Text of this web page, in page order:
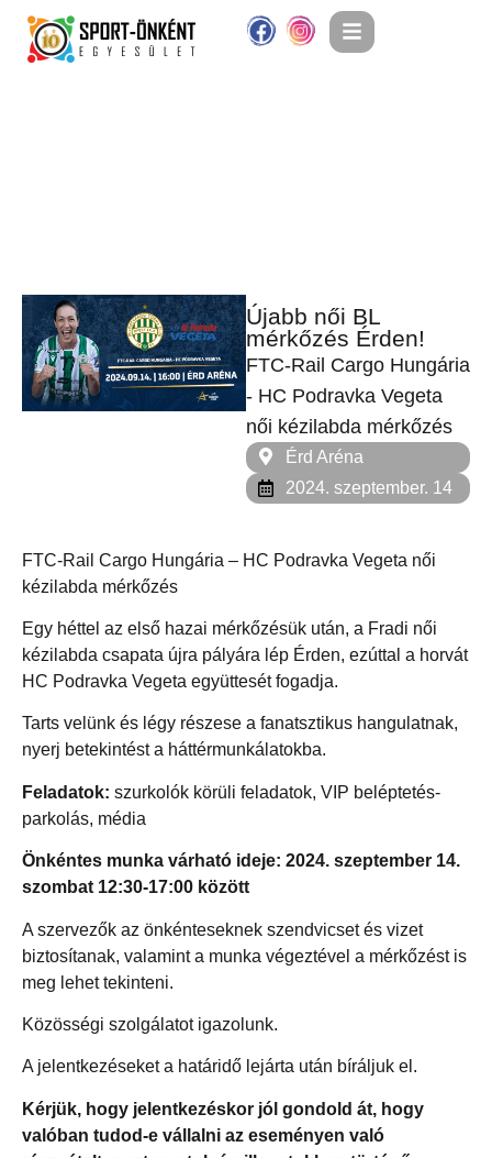
Újabb női BL
mérkőzés Érden!
FTC-Rail Cargo Hungária
- HC Podravka Vegeta
női kézilabda mérkőzés
Érd Aréna
2024. szeptember. 14
FTC-Rail Cargo Hungária – HC Podravka Vegeta női
kézilabda mérkőzés
Egy héttel az első hazai mérkőzésük után, a Fradi női
kézilabda csapata újra pályára lép Érden, ezúttal a horvát
HC Podravka Vegeta együttesét fogadja.
Tarts velünk és légy részese a fanatsztikus hangulatnak,
nyerj betekintést a háttérmunkálatokba.
Feladatok: szurkolók körüli feladatok, VIP beléptetés-
parkolás, média
Önkéntes munka várható ideje: 2024. szeptember 14.
szombat 12:30-17:00 között
A szervezők az önkénteseknek szendvicset és vizet
biztosítanak, valamint a munka végeztével a mérkőzést is
meg lehet tekinteni.
Közösségi szolgálatot igazolunk.
A jelentkezéseket a határidő lejárta után bíráljuk el.
Kérjük, hogy jelentkezéskor jól gondold át, hogy
valóban tudod-e vállalni az eseményen való